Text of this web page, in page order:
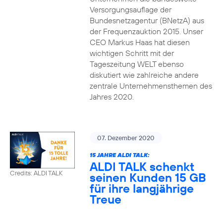
Versorgungsauflage der
Bundesnetzagentur (BNetzA) aus
der Frequenzauktion 2015. Unser
CEO Markus Haas hat diesen
wichtigen Schritt mit der
Tageszeitung WELT ebenso
diskutiert wie zahlreiche andere
zentrale Unternehmensthemen des
Jahres 2020.
Credits: ALDI TALK
07. Dezember 2020
15 JAHRE ALDI TALK:
ALDI TALK schenkt
seinen Kunden 15 GB
für ihre langjährige
Treue